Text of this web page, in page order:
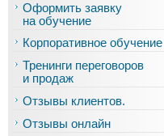
Оформить заявку
на обучение
Корпоративное обучение
Тренинги переговоров
и продаж
Отзывы клиентов.
Отзывы онлайн